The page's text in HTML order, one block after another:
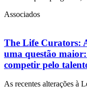
Associados
The Life Curators:
uma questão
competir pelo
As recentes alterações à